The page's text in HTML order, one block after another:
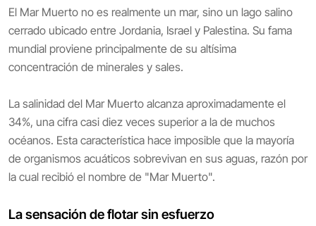
El Mar Muerto no es realmente un mar, sino un lago salino
cerrado ubicado entre Jordania, Israel y Palestina. Su fama
mundial proviene principalmente de su altísima
concentración de minerales y sales.
La salinidad del Mar Muerto alcanza aproximadamente el
34%, una cifra casi diez veces superior a la de muchos
océanos. Esta característica hace imposible que la mayoría
de organismos acuáticos sobrevivan en sus aguas, razón por
la cual recibió el nombre de "Mar Muerto".
La sensación de flotar sin esfuerzo